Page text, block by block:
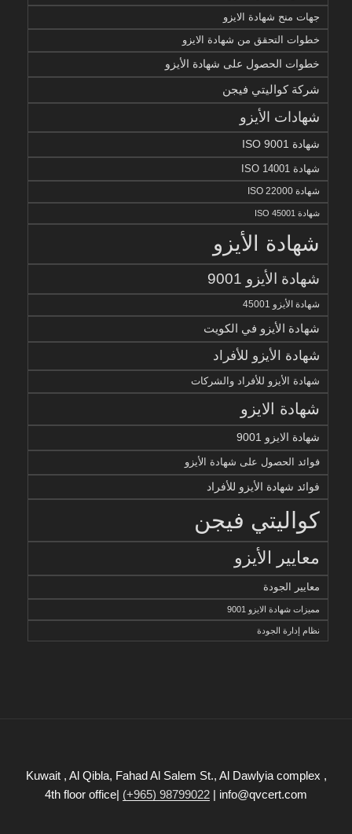
جهات منح شهادة الايزو
خطوات التحقق من شهادة الايزو
خطوات الحصول على شهادة الأيزو
شركة كواليتي فيجن
شهادات الأيزو
شهادة ISO 9001
شهادة ISO 14001
شهادة ISO 22000
شهادة ISO 45001
شهادة الأيزو
شهادة الأيزو 9001
شهادة الأيزو 45001
شهادة الأيزو في الكويت
شهادة الأيزو للأفراد
شهادة الأيزو للأفراد والشركات
شهادة الايزو
شهادة الايزو 9001
فوائد الحصول على شهادة الأيزو
فوائد شهادة الأيزو للأفراد
كواليتي فيجن
معايير الأيزو
معايير الجودة
مميزات شهادة الايزو 9001
نظام إدارة الجودة
Kuwait , Al Qibla, Fahad Al Salem St., Al Dawlyia complex ,
4th floor office| (+965) 98799022 | info@qvcert.com